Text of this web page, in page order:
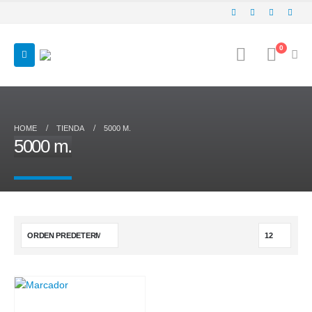
0
HOME TIENDA 5000 M.
5000 m.